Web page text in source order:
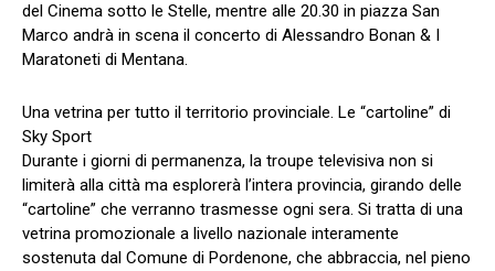
del Cinema sotto le Stelle, mentre alle 20.30 in piazza San
Marco andrà in scena il concerto di Alessandro Bonan & I
Maratoneti di Mentana.
Una vetrina per tutto il territorio provinciale. Le “cartoline” di
Sky Sport
Durante i giorni di permanenza, la troupe televisiva non si
limiterà alla città ma esplorerà l’intera provincia, girando delle
“cartoline” che verranno trasmesse ogni sera. Si tratta di una
vetrina promozionale a livello nazionale interamente
sostenuta dal Comune di Pordenone, che abbraccia, nel pieno